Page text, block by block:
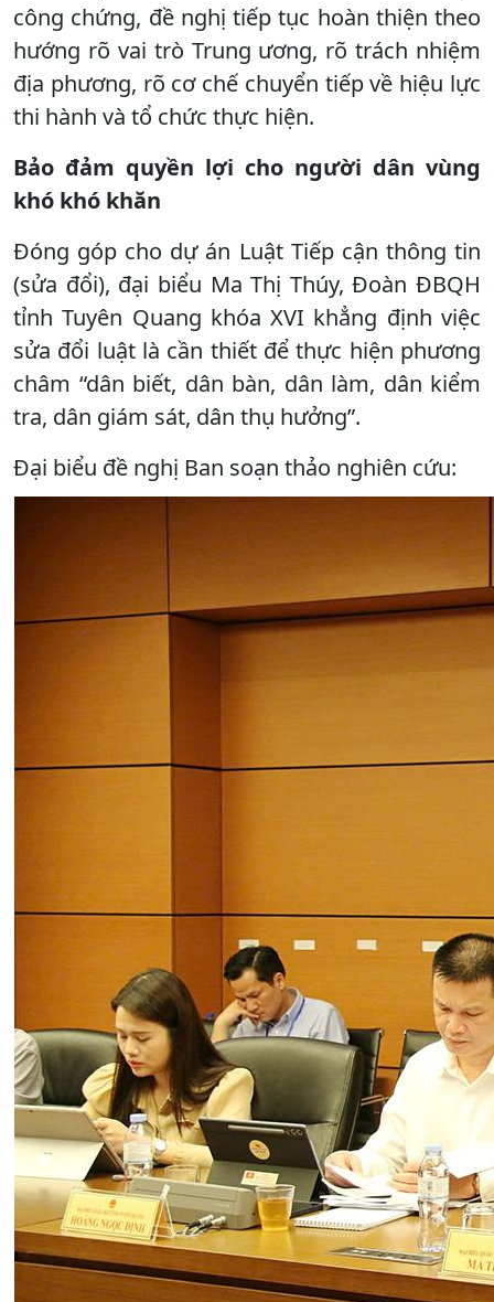
công chứng, đề nghị tiếp tục hoàn thiện theo
hướng rõ vai trò Trung ương, rõ trách nhiệm
địa phương, rõ cơ chế chuyển tiếp về hiệu lực
thi hành và tổ chức thực hiện.
Bảo đảm quyền lợi cho người dân vùng
khó khó khăn
Đóng góp cho dự án Luật Tiếp cận thông tin
(sửa đổi), đại biểu Ma Thị Thúy, Đoàn ĐBQH
tỉnh Tuyên Quang khóa XVI khẳng định việc
sửa đổi luật là cần thiết để thực hiện phương
châm “dân biết, dân bàn, dân làm, dân kiểm
tra, dân giám sát, dân thụ hưởng”.
Đại biểu đề nghị Ban soạn thảo nghiên cứu: